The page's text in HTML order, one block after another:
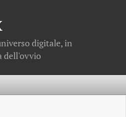
digitale, in
dell'ovvio